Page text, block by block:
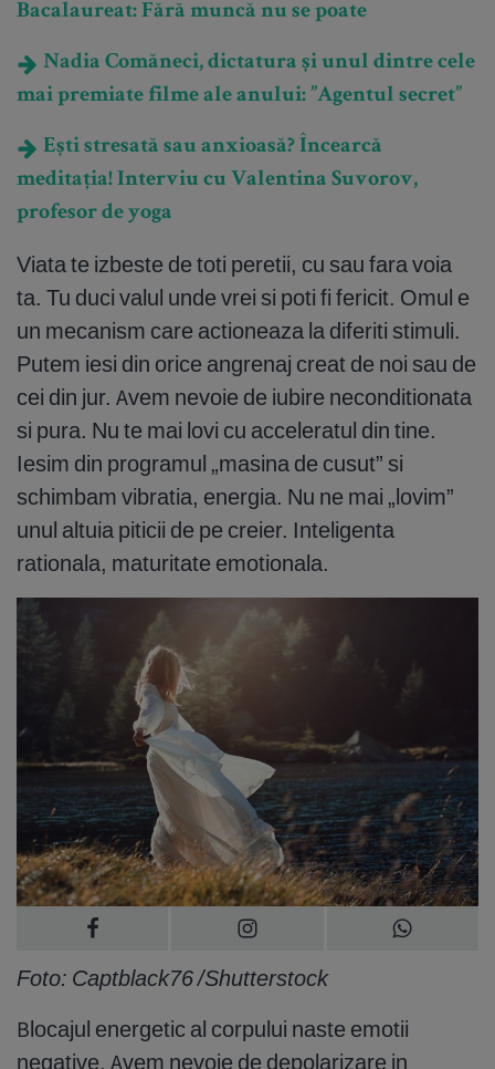
Bacalaureat: Fără muncă nu se poate
Nadia Comăneci, dictatura și unul dintre cele
mai premiate filme ale anului: ”Agentul secret”
Ești stresată sau anxioasă? Încearcă
meditația! Interviu cu Valentina Suvorov,
profesor de yoga
Viata te izbeste de toti peretii, cu sau fara voia
ta. Tu duci valul unde vrei si poti fi fericit. Omul e
un mecanism care actioneaza la diferiti stimuli.
Putem iesi din orice angrenaj creat de noi sau de
cei din jur. Avem nevoie de iubire neconditionata
si pura. Nu te mai lovi cu acceleratul din tine.
Iesim din programul „masina de cusut” si
schimbam vibratia, energia. Nu ne mai „lovim”
unul altuia piticii de pe creier. Inteligenta
rationala, maturitate emotionala.
Foto: Captblack76 /Shutterstock
Blocajul energetic al corpului naste emotii
negative. Avem nevoie de depolarizare in